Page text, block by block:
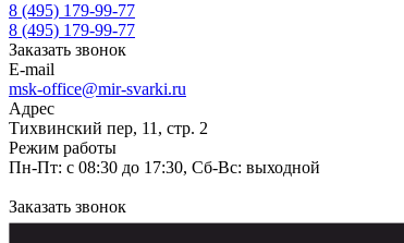
8 (495) 179-99-77
8 (495) 179-99-77
Заказать звонок
E-mail
msk-office@mir-svarki.ru
Адрес
Тихвинский пер, 11, стр. 2
Режим работы
Пн-Пт: с 08:30 до 17:30, Сб-Вс: выходной
Заказать звонок